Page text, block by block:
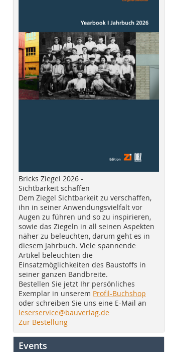
Bricks Ziegel 2026 -
Sichtbarkeit schaffen
Dem Ziegel Sichtbarkeit zu verschaffen,
ihn in seiner Anwendungsvielfalt vor
Augen zu führen und so zu inspirieren,
sowie das Ziegeln in all seinen Aspekten
näher zu beleuchten, darum geht es in
diesem Jahrbuch. Viele spannende
Artikel beleuchten die
Einsatzmöglichkeiten des Baustoffs in
seiner ganzen Bandbreite.
Bestellen Sie jetzt Ihr persönliches
Exemplar in unserem Profil-Buchshop
oder schreiben Sie uns eine E-Mail an
leserservice@bauverlag.de
Zur Bestellung
Events